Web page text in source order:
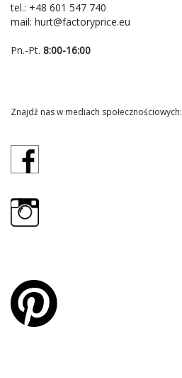
tel.: +48 601 547 740
mail: hurt@factoryprice.eu
Pn.-Pt. 8:00-16:00
Znajdź nas w mediach społecznościowych: